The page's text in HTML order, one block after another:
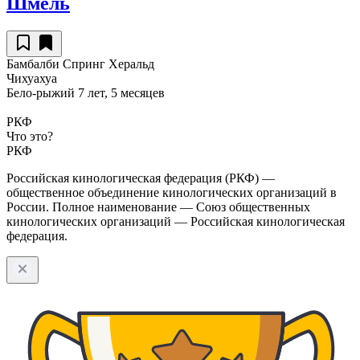
Бамбалби Спринг Херальд
Чихуахуа
Бело-рыжий 7 лет, 5 месяцев
РКФ
Что это?
РКФ
Российская кинологическая федерация (РКФ) —
общественное объединение кинологических организаций в
России. Полное наименование — Союз общественных
кинологических организаций — Российская кинологическая
федерация.